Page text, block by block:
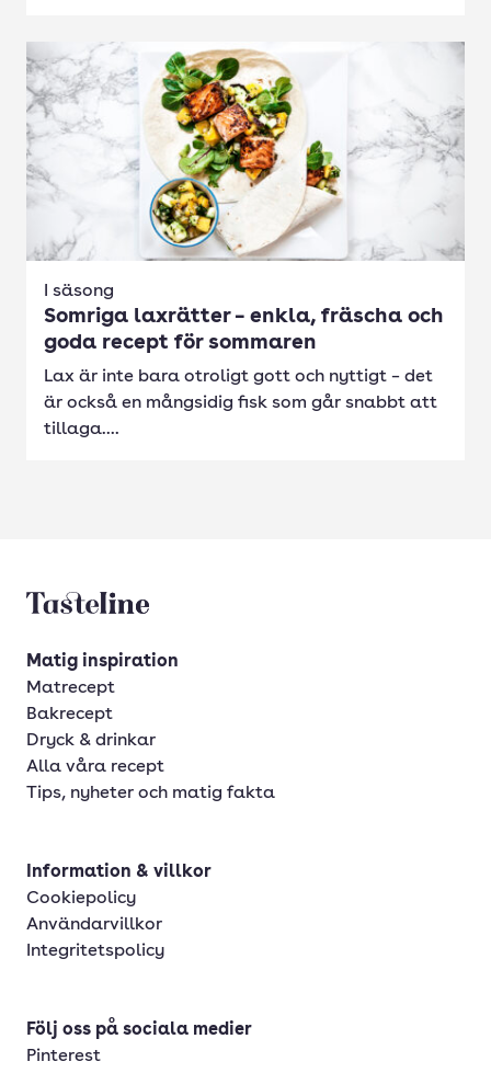
I säsong
Somriga laxrätter – enkla, fräscha och
goda recept för sommaren
Lax är inte bara otroligt gott och nyttigt – det
är också en mångsidig fisk som går snabbt att
tillaga....
Tasteline startsida
Matig inspiration
Matrecept
Bakrecept
Dryck & drinkar
Alla våra recept
Tips, nyheter och matig fakta
Information & villkor
Cookiepolicy
Användarvillkor
Integritetspolicy
Följ oss på sociala medier
Pinterest